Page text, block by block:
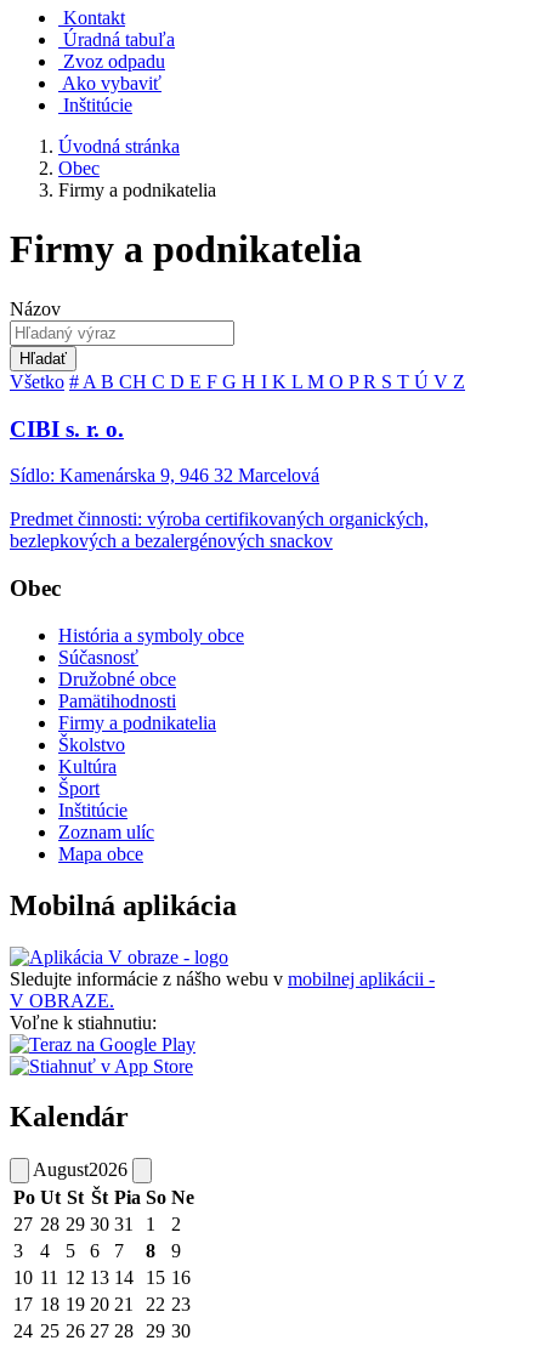
Kontakt
Úradná tabuľa
Zvoz odpadu
Ako vybaviť
Inštitúcie
Úvodná stránka
Obec
Firmy a podnikatelia
Firmy a podnikatelia
Názov
Hľadať
Všetko # A B CH C D E F G H I K L M O PR S T Ú V Z
CIBI s. r. o.
Sídlo: Kamenárska 9, 946 32 Marcelová
Predmet činnosti: výroba certifikovaných organických,
bezlepkových a bezalergénových snackov
Obec
História a symboly obce
Súčasnosť
Družobné obce
Pamätihodnosti
Firmy a podnikatelia
Školstvo
Kultúra
Šport
Inštitúcie
Zoznam ulíc
Mapa obce
Mobilná aplikácia
Sledujte informácie z nášho webu v mobilnej aplikácii -
V OBRAZE.
Voľne k stiahnutiu:
Kalendár
August2026
Po Ut St Št Pia So Ne
27 28 29 30 31 1
2
3
4 5 6 7 8
9
10 11 12 13 14 15 16
17 18 19 20 21 22 23
24 25 26 27 28 29 30